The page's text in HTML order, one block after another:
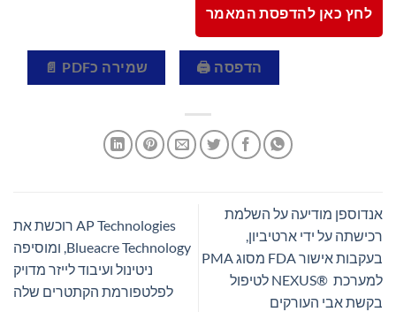
לחץ כאן להדפסת המאמר
הדפסה 🖨 שמירה כPDF 📄
אנדוספן מודיעה על השלמת
רכישתה על ידי ארטיביון,
בעקבות אישור FDA מסוג PMA
למערכת NEXUS® ‎ לטיפול
בקשת אבי העורקים
AP Technologies רוכשת את
Blueacre Technology, ומוסיפה
ניטינול ועיבוד לייזר מדויק
לפלטפורמת הקתטרים שלה